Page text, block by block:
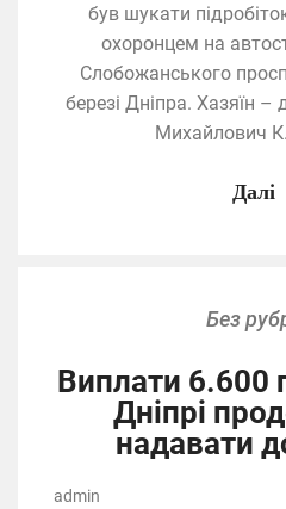
був шукати
охоронцем на
Слобожанського
березі Дніпра. Хазяїн –
Михайлович
Далі
Без
Виплати 6.600
Дніпрі
надавати
admin